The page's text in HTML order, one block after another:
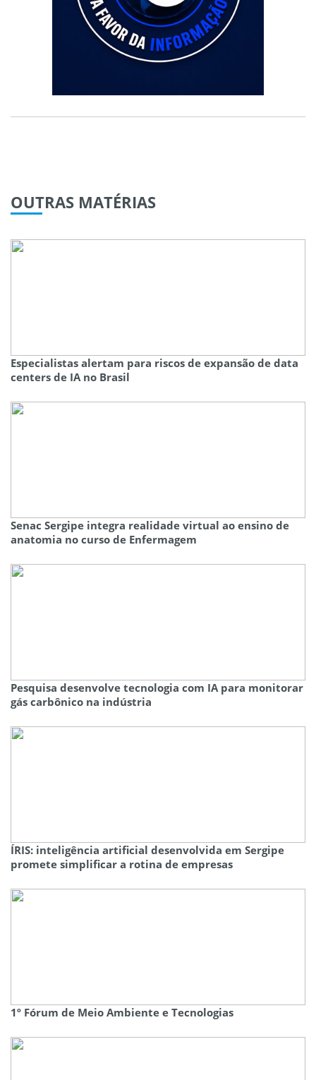
OUTRAS MATÉRIAS
Especialistas alertam para riscos de expansão de data
centers de IA no Brasil
Senac Sergipe integra realidade virtual ao ensino de
anatomia no curso de Enfermagem
Pesquisa desenvolve tecnologia com IA para monitorar
gás carbônico na indústria
ÍRIS: inteligência artificial desenvolvida em Sergipe
promete simplificar a rotina de empresas
1º Fórum de Meio Ambiente e Tecnologias